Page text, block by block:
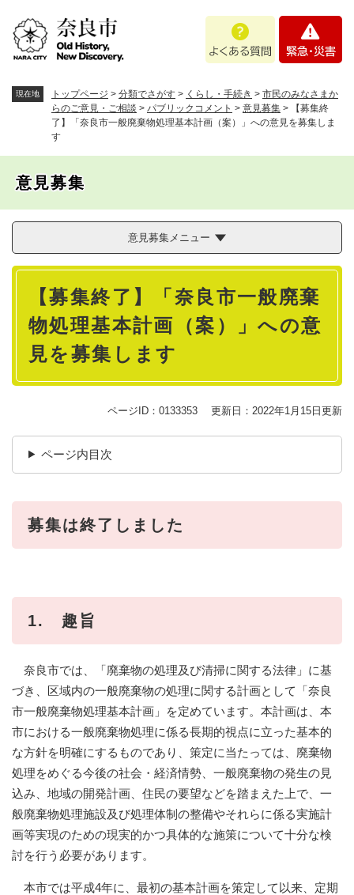
あ
問
・
現在地 トップページ > 分類でさがす > くらし・手続き > 市民のみなさまか
らのご意見・ご相談 > パブリックコメント > 意見募集 >
【募集終
了】「奈良市一般廃棄物処理基本計画（案）」への意見を募集しま
す
意見募集
意見募集メニュー
本
【募集終了】「奈良市一般廃棄
物処理基本計画（案）」への意
見を募集します
ページID：0133353 更新日：2022年1月15日更新
ページ内目次
募集は終了しました
1. 趣旨
奈良市では、「廃棄物の処理及び清掃に関する法律」に基
づき、区域内の一般廃棄物の処理に関する計画として「奈良
市一般廃棄物処理基本計画」を定めています。本計画は、本
市における一般廃棄物処理に係る長期的視点に立った基本的
な方針を明確にするものであり、策定に当たっては、廃棄物
処理をめぐる今後の社会・経済情勢、一般廃棄物の発生の見
込み、地域の開発計画、住民の要望などを踏まえた上で、一
般廃棄物処理施設及び処理体制の整備やそれらに係る実施計
画等実現のための現実的かつ具体的な施策について十分な検
討を行う必要があります。
本市では平成4年に、最初の基本計画を策定して以来、定期